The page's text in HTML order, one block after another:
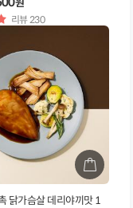
리뷰 230
닭가슴살 데리야끼맛 1